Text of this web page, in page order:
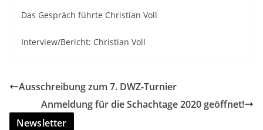
Das Gespräch führte Christian Voll
Interview/Bericht: Christian Voll
Ausschreibung zum 7. DWZ-Turnier
Anmeldung für die Schachtage 2020 geöffnet!
Newsletter